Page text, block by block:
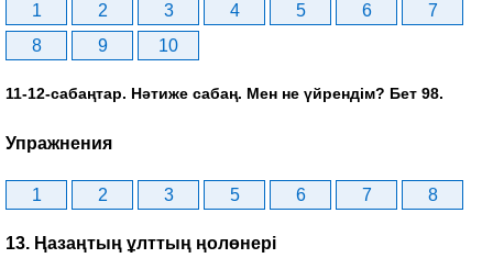
1 2 3 4 5 6
7
8
9 10
11-12-сабаңтар. Нәтиже сабаң. Мен не үйрендім? Бет 98.
Упражнения
1 2 3 5 6 7 8
13. Ңазаңтың ұлттың ңолөнері